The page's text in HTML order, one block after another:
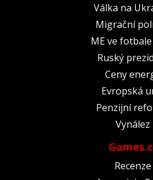
Válka na
Migrační
ME ve
Ruský
Ceny
Evropská
Penzijní
Vynález
Recenze